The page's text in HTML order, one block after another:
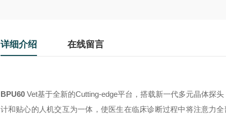
详细介绍 在线留言
BPU60Vet基于全新的Cutting-edge平台，搭载新一代多元晶体探头
计和贴心的人机交互为一体，使医生在临床诊断过程中将注意力